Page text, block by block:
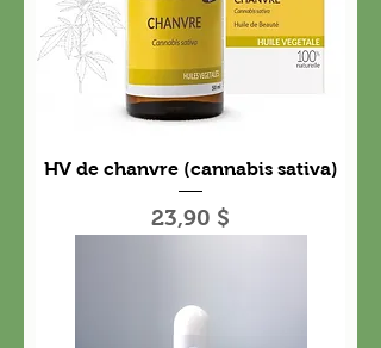
HV de chanvre (cannabis sativa)
Prix
23,90 $